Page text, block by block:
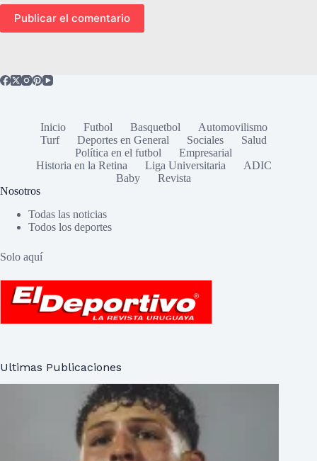
Publicar el comentario
Inicio Futbol Basquetbol
Automovilismo
Turf
Deportes en General Sociales
Salud
Política en el futbol
Empresarial
Historia en la Retina
Liga Universitaria
ADIC
Baby
Revista
Nosotros
Todas las noticias
Todos los deportes
Solo aquí
Ultimas Publicaciones